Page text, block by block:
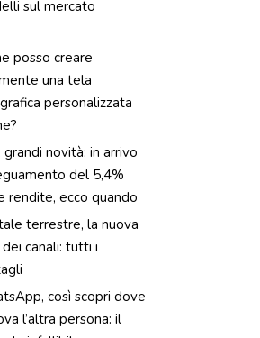
sul mercato
posso creare
una tela
personalizzata
grandi novità: in arrivo
del 5,4%
rendite, ecco quando
terrestre, la nuova
canali: tutti i
così scopri dove
l’altra persona: il